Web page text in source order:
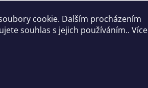
cookie. Dalším procházením
souhlas s jejich používáním.. Více
Instagram